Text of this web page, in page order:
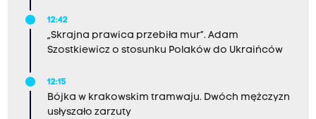
12:42
„Skrajna prawica przebiła mur”. Adam
Szostkiewicz o stosunku Polaków do Ukraińców
12:15
Bójka w krakowskim tramwaju. Dwóch mężczyzn
usłyszało zarzuty